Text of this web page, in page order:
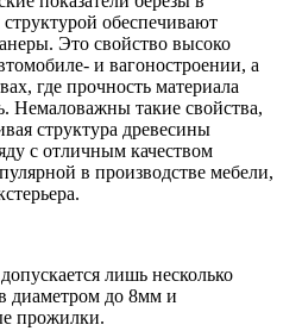
обеспечивают
Это свойство высоко
и вагоностроении, а
где прочность материала
Немаловажны такие свойства,
структура древесины
с отличным качеством
в производстве мебели,
лишь несколько
диаметром до 8мм и
прожилки.